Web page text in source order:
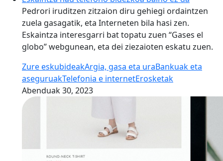
Pedrori iruditzen zitzaion diru gehiegi ordaintzen
zuela gasagatik, eta Interneten bila hasi zen.
Eskaintza interesgarri bat topatu zuen “Gases el
globo” webgunean, eta dei ziezaioten eskatu zuen.
Zure eskubideakArgia, gasa eta uraBankuak eta
aseguruakTelefonia e internetErosketak
Abenduak 30, 2023